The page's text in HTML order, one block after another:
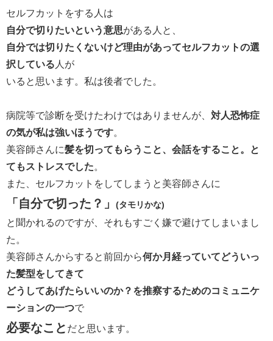
セルフカットをする人は
自分で切りたいという意思がある人と、
自分では切りたくないけど理由があってセルフカットの選
択している 人が
いると思います。私は後者でした。
病院等で診断を受けたわけではありませんが、 対人恐怖症
の気が私は強いほうです。
美容師さんに髪を切ってもらうこと、会話をすること。と
てもストレスでした。
また、セルフカットをしてしまうと美容師さんに
「自分で切った？」 (タモリかな)
と聞かれるのですが、それもすごく嫌で避けてしまいまし
た。
美容師さんからすると前回から何か月経っていてどういっ
た髪型をしてきて
どうしてあげたらいいのか？を推察するためのコミュニケ
ーションの一つで
必要なこと だと思います。